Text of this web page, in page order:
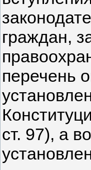
граждан,
перечень
ст. 97), а